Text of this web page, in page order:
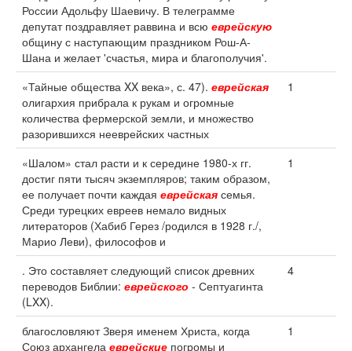
России Адольфу Шаевичу. В телеграмме
депутат поздравляет раввина и всю еврейскую
общину с наступающим праздником Рош-А-
Шана и желает 'счастья, мира и благополучия'.
«Тайные общества XX века», с. 47). еврейская
олигархия прибрала к рукам и огромные
количества фермерской земли, и множество
разорившихся нееврейских частных
1
«Шалом» стал расти и к середине 1980-х гг.
достиг пяти тысяч экземпляров; таким образом,
ее получает почти каждая еврейская семья.
Среди турецких евреев немало видных
литераторов (Хабиб Герез /родился в 1928 г./,
Марио Леви), философов и
1
. Это составляет следующий список древних
переводов Библии: еврейского - Септуагинта
(LXX).
4
благословляют Зверя именем Христа, когда
Союз архангела еврейские погромы и
1